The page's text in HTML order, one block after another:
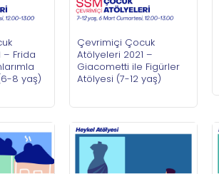
– Frida
8 yaş)
Çevrimiçi Çocuk
Atölyeleri 2021 –
Giacometti ile Figürler
Atölyesi (7-12 yaş)